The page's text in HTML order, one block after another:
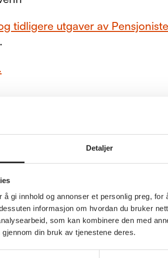
Detaljer
gi innhold og annonser et personlig preg,
informasjon om hvordan du bruker
som kan kombinere den med
din bruk av tjenestene deres.
tidligere utgaver av
.